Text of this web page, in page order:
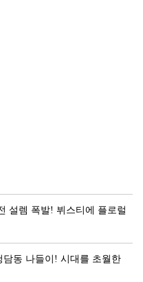
설렘 폭발! 뷔스티에 플로럴
동 나들이! 시대를 초월한